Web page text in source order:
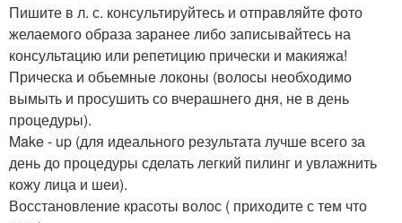
Пишите в л. с. консультируйтесь и отправляйте фото
желаемого образа заранее либо записывайтесь на
консультацию или репетицию прически и макияжа!
Прическа и обьемные локоны (волосы необходимо
вымыть и просушить со вчерашнего дня, не в день
процедуры).
Make - up (для идеального результата лучше всего за
день до процедуры сделать легкий пилинг и увлажнить
кожу лица и шеи).
Восстановление красоты волос ( приходите с тем что